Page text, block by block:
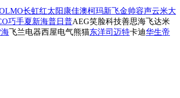
长虹红太阳 康佳澳柯玛新飞金帅容声云米大
巧手夏新海普日普AEG笑脸科技善思海飞达米
飞兰电器西屋电气熊猫东洋司迈特卡迪华生帝